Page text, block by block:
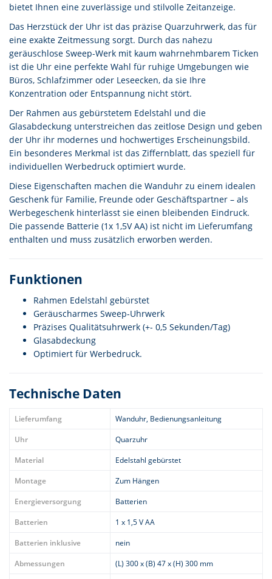
bietet Ihnen eine zuverlässige und stilvolle Zeitanzeige.
Das Herzstück der Uhr ist das präzise Quarzuhrwerk, das für
eine exakte Zeitmessung sorgt. Durch das nahezu
geräuschlose Sweep-Werk mit kaum wahrnehmbarem Ticken
ist die Uhr eine perfekte Wahl für ruhige Umgebungen wie
Büros, Schlafzimmer oder Leseecken, da sie Ihre
Konzentration oder Entspannung nicht stört.
Der Rahmen aus gebürstetem Edelstahl und die
Glasabdeckung unterstreichen das zeitlose Design und geben
der Uhr ihr modernes und hochwertiges Erscheinungsbild.
Ein besonderes Merkmal ist das Ziffernblatt, das speziell für
individuellen Werbedruck optimiert wurde.
Diese Eigenschaften machen die Wanduhr zu einem idealen
Geschenk für Familie, Freunde oder Geschäftspartner – als
Werbegeschenk hinterlässt sie einen bleibenden Eindruck.
Die passende Batterie (1x 1,5V AA) ist nicht im Lieferumfang
enthalten und muss zusätzlich erworben werden.
Funktionen
Rahmen Edelstahl gebürstet
Geräuscharmes Sweep-Uhrwerk
Präzises Qualitätsuhrwerk (+- 0,5 Sekunden/Tag)
Glasabdeckung
Optimiert für Werbedruck.
Technische Daten
Lieferumfang
Wanduhr, Bedienungsanleitung
Uhr
Quarzuhr
Material
Edelstahl gebürstet
Montage
Zum Hängen
Energieversorgung
Batterien
Batterien
1 x 1,5 V AA
Batterien inklusive
nein
Abmessungen
(L) 300 x (B) 47 x (H) 300 mm